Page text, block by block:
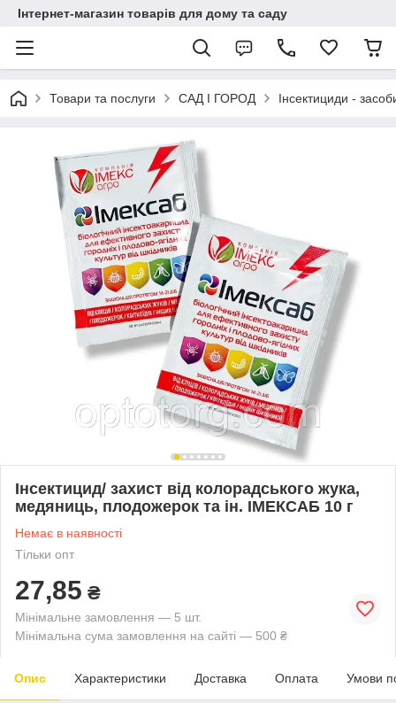
Інтернет-магазин товарів для дому та саду
Товари та послуги САД І ГОРОД Інсектициди -
Інсектицид/ захист від колорадського жука,
медяниць, плодожерок та ін. ІМЕКСАБ 10 г
Немає в наявності
Тільки опт
27,85 ₴
Мінімальне замовлення — 5 шт.
Мінімальна сума замовлення на сайті — 500 ₴
Опис Характеристики Доставка Оплата Умови